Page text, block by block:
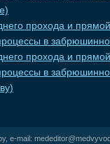
прохода и
в
прохода и
в
, e-mail: